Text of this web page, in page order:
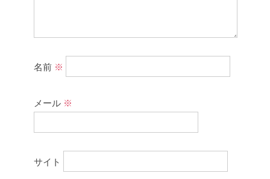
名前 ※
メール ※
サイト